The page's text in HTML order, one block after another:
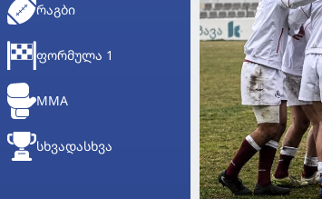
ᲠᲐᲒᲑᲘ
ᲤᲝᲠᲛᲣᲚᲐ 1
MMA
ᲡᲮᲕᲐᲓᲐᲡᲮᲕᲐ